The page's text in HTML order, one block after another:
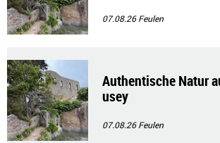
07.08.26Feulen
Authentische Natur
usey
07.08.26Feulen